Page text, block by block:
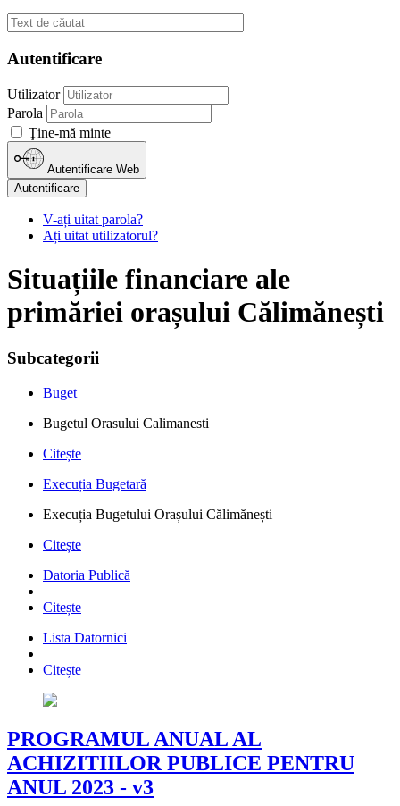
Autentificare
Utilizator
Parola
Ţine-mă minte
Autentificare Web
Autentificare
V-ați uitat parola?
Ați uitat utilizatorul?
Situațiile financiare ale
primăriei orașului Călimănești
Subcategorii
Buget
Bugetul Orasului Calimanesti
Citește
Execuția Bugetară
Execuția Bugetului Orașului Călimănești
Citește
Datoria Publică
Citește
Lista Datornici
Citește
PROGRAMUL ANUAL AL
ACHIZITIILOR PUBLICE PENTRU
ANUL 2023 - v3